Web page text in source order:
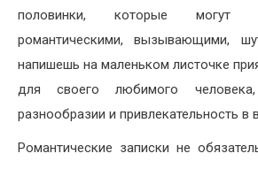
половинки, которые могут
романтическими, вызывающими,
напишешь на маленьком листочке
для своего любимого
разнообразии и привлекательность в
Романтические записки не